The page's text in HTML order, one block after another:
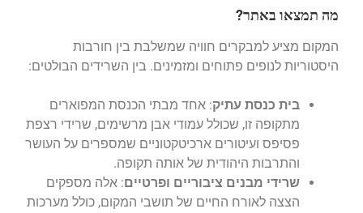
מה תמצאו באתר?
המקום מציע למבקרים חוויה שמשלבת בין חורבות
היסטוריות לנופים פתוחים ומזמינים. בין השרידים הבולטים:
בית כנסת עתיק: אחד מבתי הכנסת המפוארים
מתקופה זו, שכולל עמודי אבן מרשימים, שרידי רצפת
פסיפס ועיטורים ארכיטקטוניים שמספרים על העושר
והתרבות היהודית של אותה תקופה.
שרידי מבנים ציבוריים ופרטיים: אלה מספקים
הצצה לאורח החיים של תושבי המקום, כולל מערכות